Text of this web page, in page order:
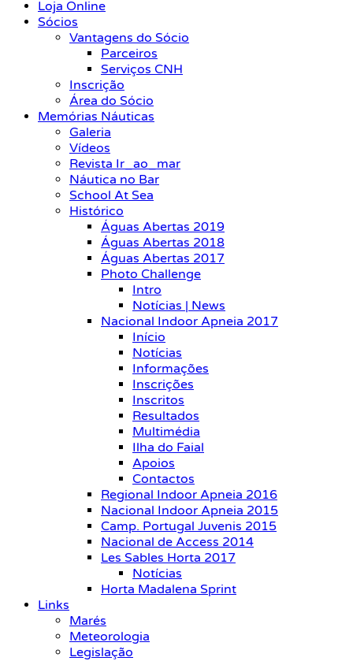
Loja Online
Sócios
Vantagens do Sócio
Parceiros
Serviços CNH
Inscrição
Área do Sócio
Memórias Náuticas
Galeria
Vídeos
Revista Ir_ao_mar
Náutica no Bar
School At Sea
Histórico
Águas Abertas 2019
Águas Abertas 2018
Águas Abertas 2017
Photo Challenge
Intro
Notícias | News
Nacional Indoor Apneia 2017
Início
Notícias
Informações
Inscrições
Inscritos
Resultados
Multimédia
Ilha do Faial
Apoios
Contactos
Regional Indoor Apneia 2016
Nacional Indoor Apneia 2015
Camp. Portugal Juvenis 2015
Nacional de Access 2014
Les Sables Horta 2017
Notícias
Horta Madalena Sprint
Links
Marés
Meteorologia
Legislação